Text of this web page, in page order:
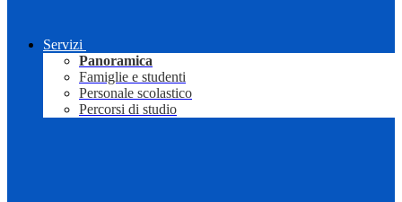
Servizi
Panoramica
Famiglie e studenti
Personale scolastico
Percorsi di studio